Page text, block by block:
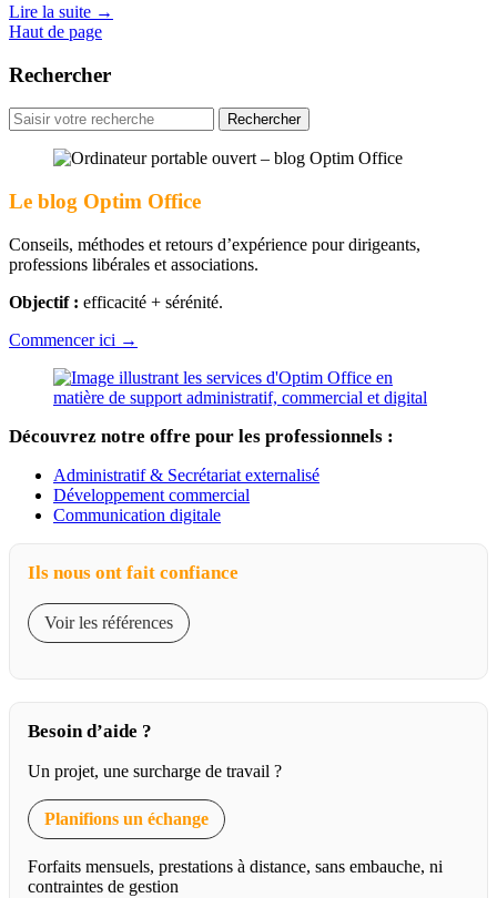
Lire la suite →
Haut de page
Rechercher
Rechercher
pour
Le blog Optim Office
Conseils, méthodes et retours d’expérience pour dirigeants,
professions libérales et associations.
Objectif : efficacité + sérénité.
Commencer ici →
Découvrez notre offre pour les professionnels :
Administratif & Secrétariat externalisé
Développement commercial
Communication digitale
Ils nous ont fait confiance
Voir les références
Besoin d’aide ?
Un projet, une surcharge de travail ?
Planifions un échange
Forfaits mensuels, prestations à distance, sans embauche, ni
contraintes de gestion